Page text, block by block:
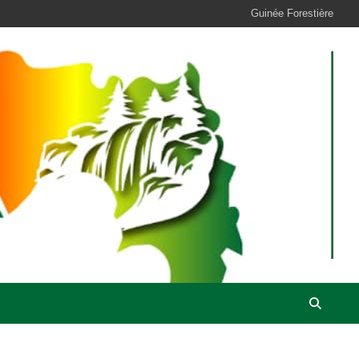
Guinée Forestière